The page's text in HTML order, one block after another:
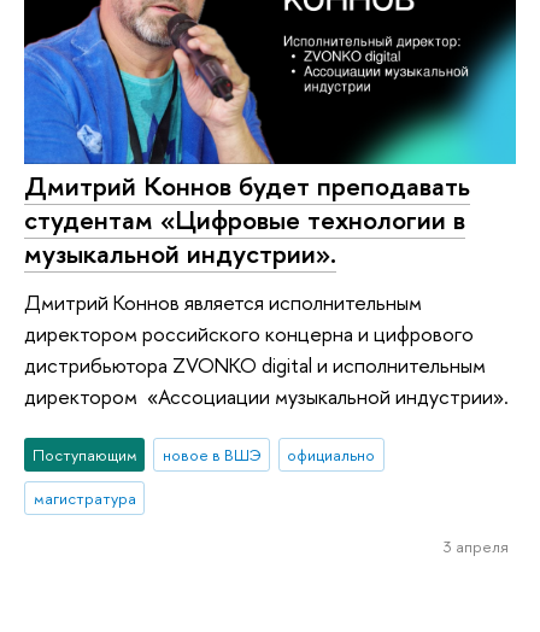
Дмитрий Коннов будет преподавать
студентам «Цифровые технологии в
музыкальной индустрии».
Дмитрий Коннов является исполнительным
директором российского концерна и цифрового
дистрибьютора ZVONKO digital и исполнительным
директором «Ассоциации музыкальной индустрии».
Поступающим новое в ВШЭ
официально
магистратура
3 апреля